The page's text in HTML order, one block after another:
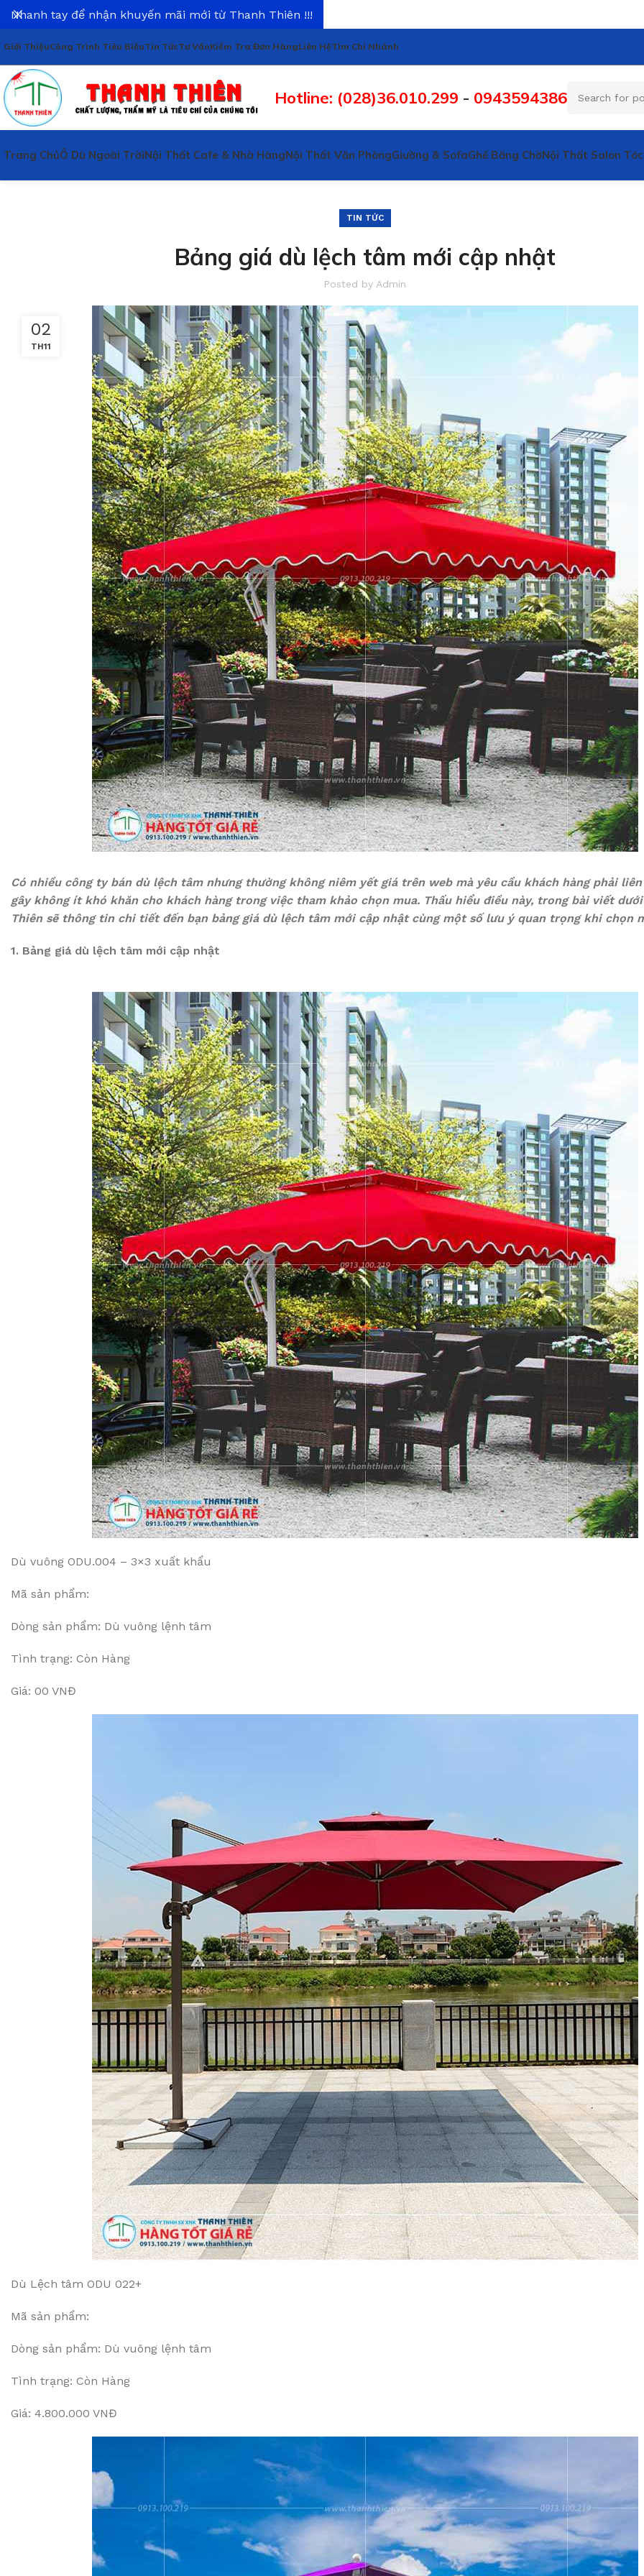
Giới ThiệuCông Trình Tiêu BiểuTin TứcTư VấnKiểm Tra Đơn HàngLiên HệTìm Chi Nhánh
Hotline: (028)36.010.299 - 0943594386
Trang ChủÔ Dù Ngoài TrờiNội Thất Cafe & Nhà HàngNội Thất Văn PhòngGiường & SofaGhế Băng ChờNội Thất Salon Tóc
TIN TỨC
Bảng giá dù lệch tâm mới cập nhật
Posted by Admin
02
TH11
Có nhiều công ty bán dù lệch tâm nhưng thường không niêm yết giá trên web mà yêu cầu khách hàng phải
gây không ít khó khăn cho khách hàng trong việc tham khảo chọn mua. Thấu hiểu điều này, trong bài viết
Thiên sẽ thông tin chi tiết đến bạn bảng giá dù lệch tâm mới cập nhật cùng một số lưu ý quan trọng khi chọn
1. Bảng giá dù lệch tâm mới cập nhật
Dù vuông ODU.004 – 3×3 xuất khẩu
Mã sản phẩm:
Dòng sản phẩm: Dù vuông lệnh tâm
Tình trạng: Còn Hàng
Giá: 00 VNĐ
Dù Lệch tâm ODU 022+
Mã sản phẩm:
Dòng sản phẩm: Dù vuông lệnh tâm
Tình trạng: Còn Hàng
Giá: 4.800.000 VNĐ
Nhanh tay để nhận khuyến mãi mới từ Thanh Thiên !!!